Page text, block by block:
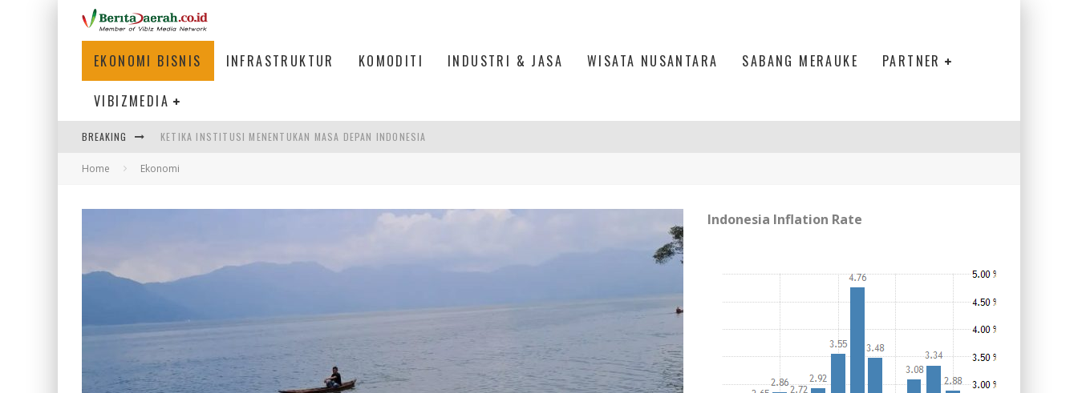
EKONOMI BISNIS INFRASTRUKTUR KOMODITI INDUSTRI & JASA WISATA NUSANTARA SABANG MERAUKE PARTNER
VIBIZMEDIA
BREAKING KETIKA INSTITUSI MENENTUKAN MASA DEPAN INDONESIA
PERTUNJUKAN AIR MANCUR SPEKTAKULER DI PIK 2, JAKARTA UTARA
Home Ekonomi
Indonesia Inflation Rate